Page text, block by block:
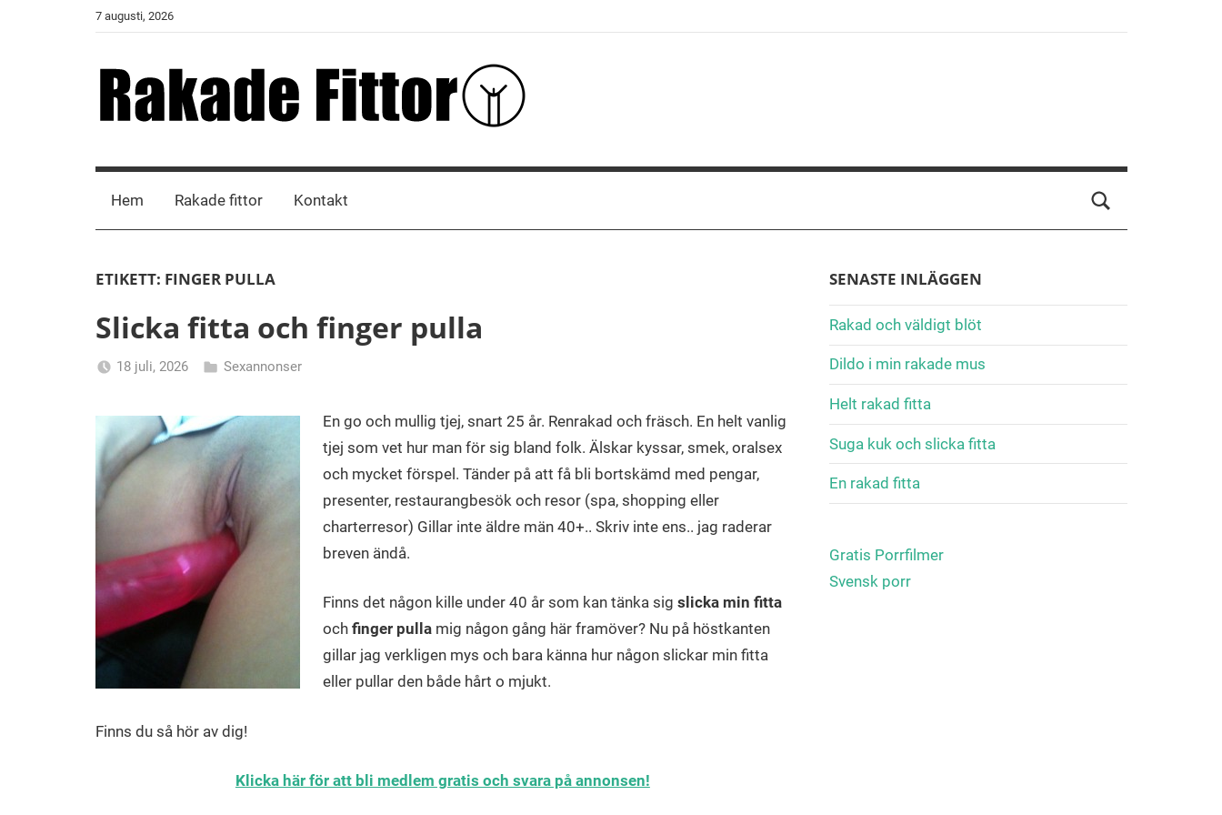
7 augusti, 2026
Rakade
Fittor
Hem Rakade fittor Kontakt
ETIKETT: FINGER PULLA
Slicka fitta och finger pulla
18 juli, 2026
Sexannonser
En go och mullig tjej, snart 25 år. Renrakad och fräsch. En helt vanlig
tjej som vet hur man för sig bland folk. Älskar kyssar, smek, oralsex
och mycket förspel. Tänder på att få bli bortskämd med pengar,
presenter, restaurangbesök och resor (spa, shopping eller
charterresor) Gillar inte äldre män 40+.. Skriv inte ens.. jag raderar
breven ändå.
Finns det någon kille under 40 år som kan tänka sig slicka min fitta
och finger pulla mig någon gång här framöver? Nu på höstkanten
gillar jag verkligen mys och bara känna hur någon slickar min fitta
eller pullar den både hårt o mjukt.
Finns du så hör av dig!
Klicka här för att bli medlem gratis och svara på annonsen!
SENASTE INLÄGGEN
Rakad och väldigt blöt
Dildo i min rakade mus
Helt rakad fitta
Suga kuk och slicka fitta
En rakad fitta
Gratis Porrfilmer
Svensk porr